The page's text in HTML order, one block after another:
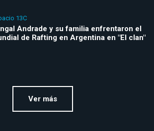
13C
Andrade y su familia enfrentaron el
de Rafting en Argentina en "El clan"
Ver más